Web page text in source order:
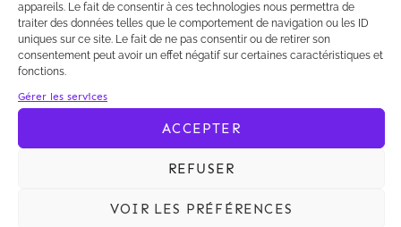
appareils. Le fait de consentir à ces technologies nous permettra de
traiter des données telles que le comportement de navigation ou les ID
uniques sur ce site. Le fait de ne pas consentir ou de retirer son
consentement peut avoir un effet négatif sur certaines caractéristiques et
fonctions.
Gérer les services
ACCEPTER
REFUSER
VOIR LES PRÉFÉRENCES
favorable requise au titre de la police de l'eau
et/ou jusqu'à l'accord de la dérogation à
l'interdiction d'atteinte aux espèces protégées.
En ce qui concerne l'AU-IOTA, l'ordonnance indique
que le préfet pourra désormais accorder des
dérogations à l'enquête publique unique, permettant
de procéder à plusieurs enquêtes publiques pour
un même projet de construction ou
des demandes d'autorisation d'urbanisme et d'AU-